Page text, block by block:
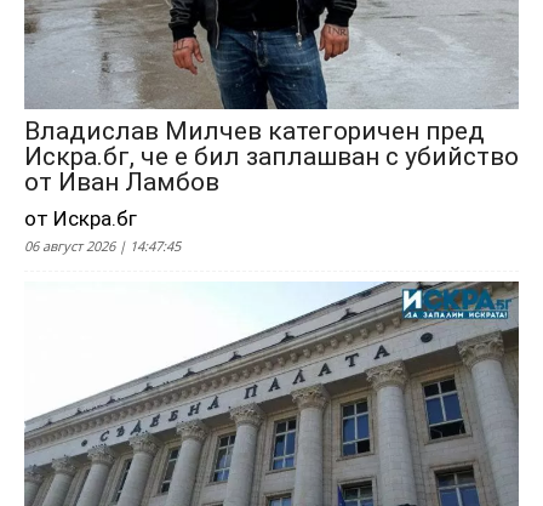
Владислав Милчев категоричен пред
Искра.бг, че е бил заплашван с убийство
от Иван Ламбов
от Искра.бг
06 август 2026 | 14:47:45